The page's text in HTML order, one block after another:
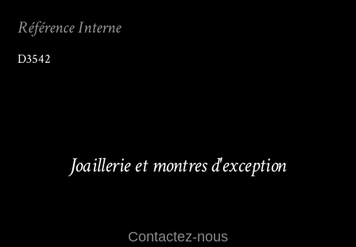
Référence Interne
D3542
Joaillerie et montres d'exception
Contactez-nous